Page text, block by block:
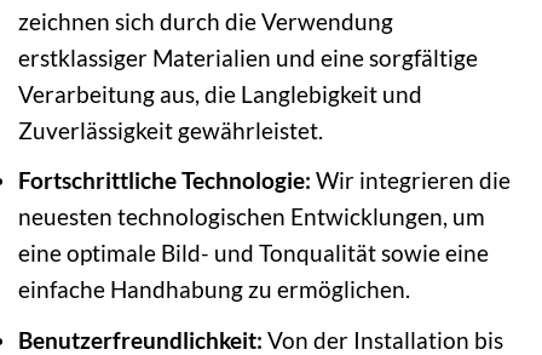
zeichnen sich durch die Verwendung
erstklassiger Materialien und eine sorgfältige
Verarbeitung aus, die Langlebigkeit und
Zuverlässigkeit gewährleistet.
Fortschrittliche Technologie: Wir integrieren die
neuesten technologischen Entwicklungen, um
eine optimale Bild- und Tonqualität sowie eine
einfache Handhabung zu ermöglichen.
Benutzerfreundlichkeit: Von der Installation bis